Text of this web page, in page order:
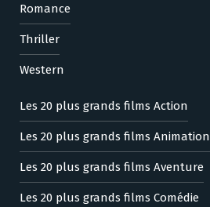
Romance
Thriller
Western
Les 20 plus grands films Action
Les 20 plus grands films Animation
Les 20 plus grands films Aventure
Les 20 plus grands films Comédie